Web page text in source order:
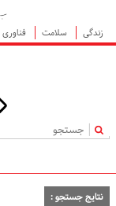
زندگی
سلامت فناوری
|
نتایج جستجو :